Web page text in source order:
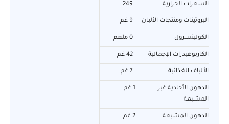
السعرات الحرارية 249
البروتينات ومنتجات الألبان 9 غم
الكوليتسرول 0 ملغم
الكاربوهيدرات الإجمالية 42 غم
الألياف الغذائية 7 غم
الدهون الأُحادية غير
المشبعة
1 غم
الدهون المشبعة 2 غم